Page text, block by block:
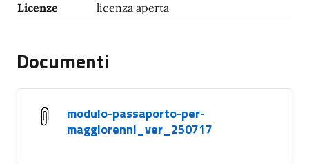
Licenze licenza aperta
Documenti
modulo-passaporto-per-
maggiorenni_ver_250717